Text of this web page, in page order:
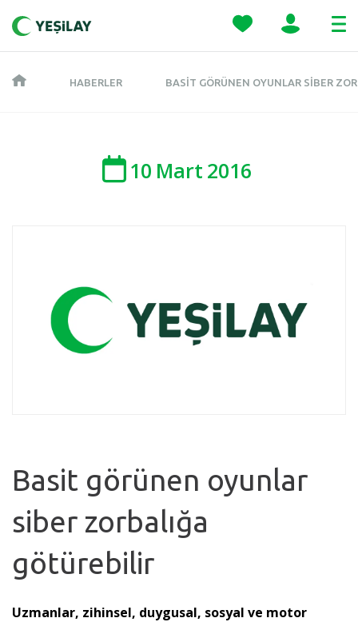
HABERLER BASIT GÖRÜNEN OYUNLAR SIBER
10 Mart 2016
Basit görünen oyunlar
siber zorbalığa
götürebilir
Uzmanlar, zihinsel, duygusal, sosyal ve motor